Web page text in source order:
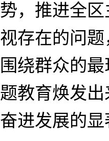
势，推进全
视存在的问
围绕群众的
题教育焕发
奋进发展的